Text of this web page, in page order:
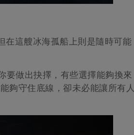
這艘冰海孤船上則是隨時可能
做出抉擇，有些選擇能夠換來
夠守住底線，卻未必能讓所有人